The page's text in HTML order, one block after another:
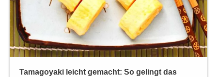
Tamagoyaki leicht gemacht: So gelingt das